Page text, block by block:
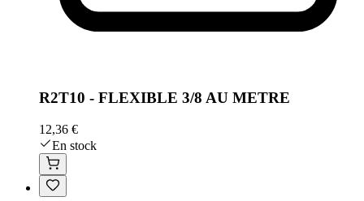
R2T10 - FLEXIBLE 3/8 AU METRE
12,36 €
En stock